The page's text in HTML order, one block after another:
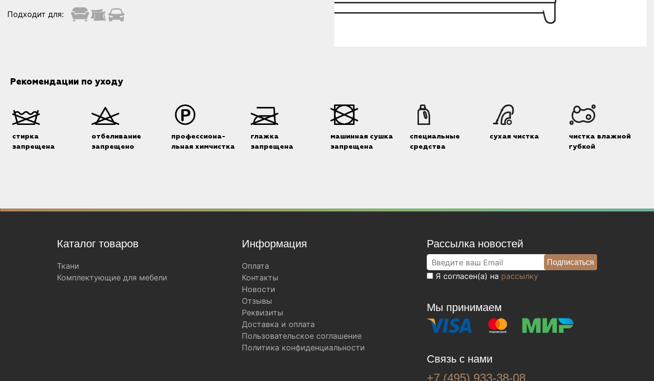
Подходит для:
Рекомендации по уходу
стирка
запрещена
отбеливание
запрещено
профессиона-
льная химчистка
глажка
запрещена
машинная сушка
запрещена
специальные
средства
сухая чистка
чистка влажной
губкой
Каталог товаров
Ткани
Комплектующие для мебели
Информация
Оплата
Контакты
Новости
Отзывы
Реквизиты
Доставка и оплата
Пользовательское соглашение
Политика конфиденциальности
Рассылка новостей
Я согласен(а) на рассылку
Мы принимаем
Связь с нами
+7 (495) 933-38-08